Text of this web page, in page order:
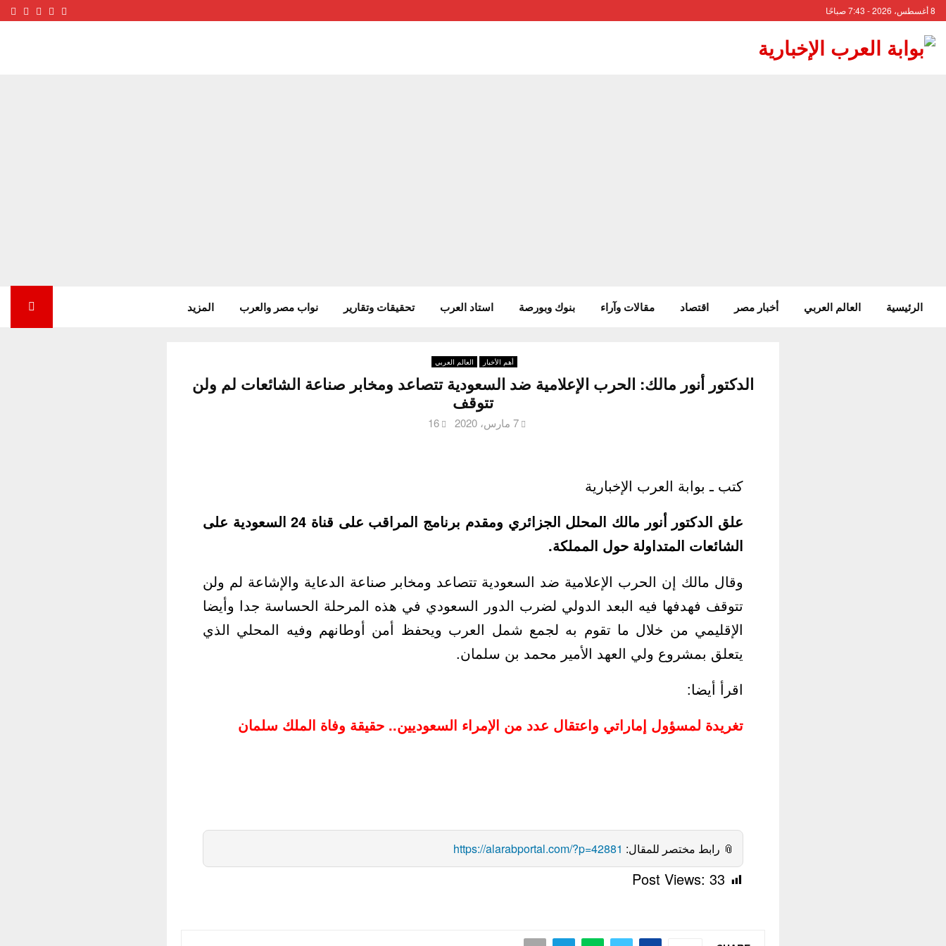
8 أغسطس، 2026 - 7:43 صباحًا Facebook
Twitter
الرئيسية العالم العربي أخبار مصر اقتصاد مقالات وآراء بنوك وبورصة استاد العرب تحقيقات وتقارير نواب مصر والعرب المزيد
أهم الأخبار العالم العربي
الدكتور أنور مالك: الحرب الإعلامية ضد السعودية تتصاعد ومخابر صناعة الشائعات لم ولن
تتوقف
7 مارس، 2020 16
كتب ـ بوابة العرب الإخبارية
علق الدكتور أنور مالك المحلل الجزائري ومقدم برنامج المراقب على قناة 24 السعودية على
الشائعات المتداولة حول المملكة.
وقال مالك إن الحرب الإعلامية ضد السعودية تتصاعد ومخابر صناعة الدعاية والإشاعة لم ولن
تتوقف فهدفها فيه البعد الدولي لضرب الدور السعودي في هذه المرحلة الحساسة جدا وأيضا
الإقليمي من خلال ما تقوم به لجمع شمل العرب ويحفظ أمن أوطانهم وفيه المحلي الذي
يتعلق بمشروع ولي العهد الأمير محمد بن سلمان.
اقرأ أيضا:
تغريدة لمسؤول إماراتي واعتقال عدد من الإمراء السعوديين.. حقيقة وفاة الملك سلمان
📎 رابط مختصر للمقال: https://alarabportal.com/?p=42881
Post Views: 33